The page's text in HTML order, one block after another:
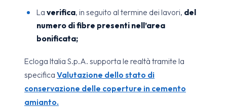
La verifica, in seguito al termine dei lavori, del
numero di fibre presenti nell’area
bonificata;
Ecloga Italia S.p.A. supporta le realtà tramite la
specifica Valutazione dello stato di
conservazione delle coperture in cemento
amianto.